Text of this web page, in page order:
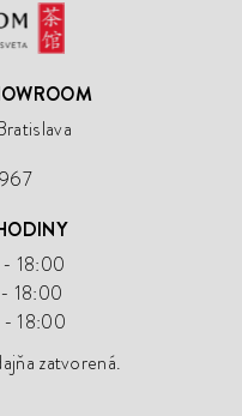
18:00
18:00
18:00
zatvorená.